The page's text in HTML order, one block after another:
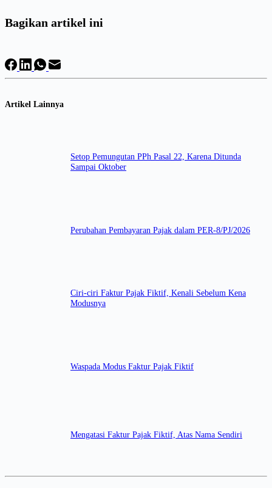
Bagikan artikel ini
Artikel Lainnya
Setop Pemungutan PPh Pasal 22, Karena Ditunda
Sampai Oktober
Perubahan Pembayaran Pajak dalam PER-8/PJ/2026
Ciri-ciri Faktur Pajak Fiktif, Kenali Sebelum Kena
Modusnya
Waspada Modus Faktur Pajak Fiktif
Mengatasi Faktur Pajak Fiktif, Atas Nama Sendiri